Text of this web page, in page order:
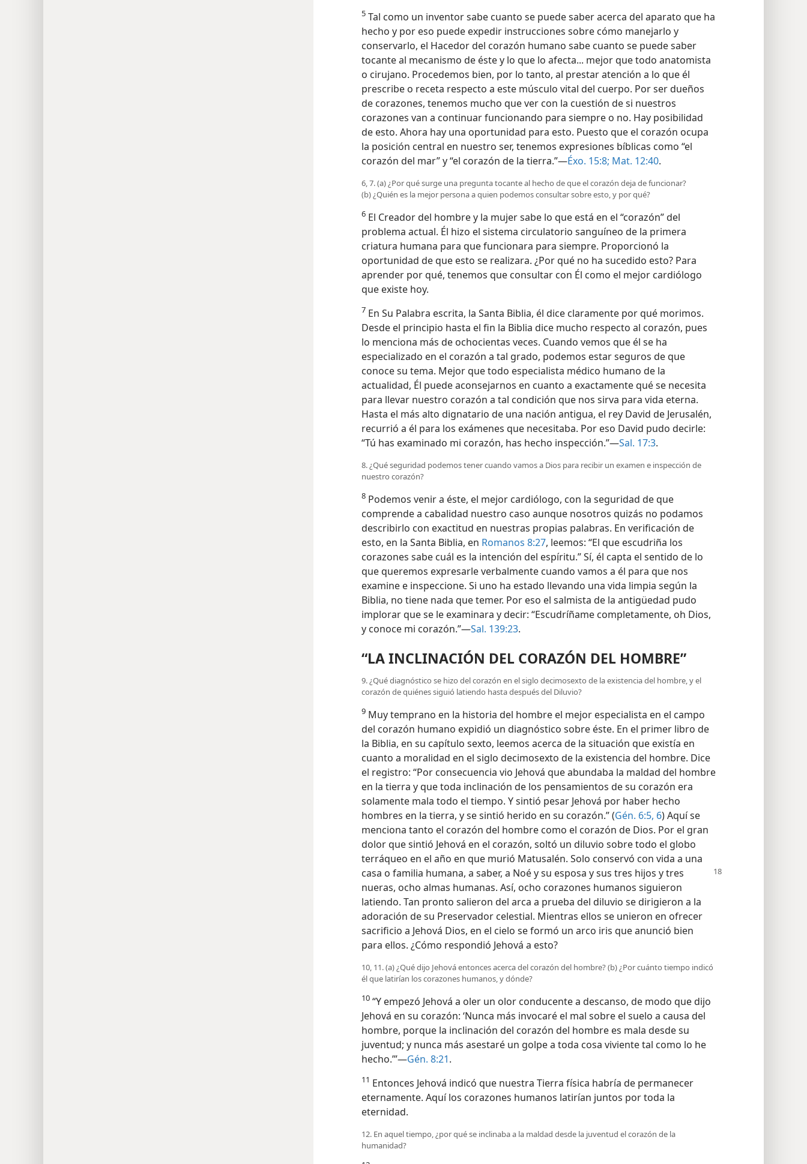
5 Tal como un inventor sabe cuanto se puede saber acerca del aparato que ha
hecho y por eso puede expedir instrucciones sobre cómo manejarlo y
conservarlo, el Hacedor del corazón humano sabe cuanto se puede saber
tocante al mecanismo de éste y lo que lo afecta... mejor que todo anatomista
o cirujano. Procedemos bien, por lo tanto, al prestar atención a lo que él
prescribe o receta respecto a este músculo vital del cuerpo. Por ser dueños
de corazones, tenemos mucho que ver con la cuestión de si nuestros
corazones van a continuar funcionando para siempre o no. Hay posibilidad
de esto. Ahora hay una oportunidad para esto. Puesto que el corazón ocupa
la posición central en nuestro ser, tenemos expresiones bíblicas como “el
corazón del mar” y “el corazón de la tierra.”—Éxo. 15:8; Mat. 12:40.
6, 7. (a) ¿Por qué surge una pregunta tocante al hecho de que el corazón deja de funcionar?
(b) ¿Quién es la mejor persona a quien podemos consultar sobre esto, y por qué?
6 El Creador del hombre y la mujer sabe lo que está en el “corazón” del
problema actual. Él hizo el sistema circulatorio sanguíneo de la primera
criatura humana para que funcionara para siempre. Proporcionó la
oportunidad de que esto se realizara. ¿Por qué no ha sucedido esto? Para
aprender por qué, tenemos que consultar con Él como el mejor cardiólogo
que existe hoy.
7 En Su Palabra escrita, la Santa Biblia, él dice claramente por qué morimos.
Desde el principio hasta el fin la Biblia dice mucho respecto al corazón, pues
lo menciona más de ochocientas veces. Cuando vemos que él se ha
especializado en el corazón a tal grado, podemos estar seguros de que
conoce su tema. Mejor que todo especialista médico humano de la
actualidad, Él puede aconsejarnos en cuanto a exactamente qué se necesita
para llevar nuestro corazón a tal condición que nos sirva para vida eterna.
Hasta el más alto dignatario de una nación antigua, el rey David de Jerusalén,
recurrió a él para los exámenes que necesitaba. Por eso David pudo decirle:
“Tú has examinado mi corazón, has hecho inspección.”—Sal. 17:3.
8. ¿Qué seguridad podemos tener cuando vamos a Dios para recibir un examen e inspección de
nuestro corazón?
8 Podemos venir a éste, el mejor cardiólogo, con la seguridad de que
comprende a cabalidad nuestro caso aunque nosotros quizás no podamos
describirlo con exactitud en nuestras propias palabras. En verificación de
esto, en la Santa Biblia, en Romanos 8:27, leemos: “El que escudriña los
corazones sabe cuál es la intención del espíritu.” Sí, él capta el sentido de lo
que queremos expresarle verbalmente cuando vamos a él para que nos
examine e inspeccione. Si uno ha estado llevando una vida limpia según la
Biblia, no tiene nada que temer. Por eso el salmista de la antigüedad pudo
implorar que se le examinara y decir: “Escudríñame completamente, oh Dios,
y conoce mi corazón.”—Sal. 139:23.
“LA INCLINACIÓN DEL CORAZÓN DEL HOMBRE”
9. ¿Qué diagnóstico se hizo del corazón en el siglo decimosexto de la existencia del hombre, y el
corazón de quiénes siguió latiendo hasta después del Diluvio?
9 Muy temprano en la historia del hombre el mejor especialista en el campo
del corazón humano expidió un diagnóstico sobre éste. En el primer libro de
la Biblia, en su capítulo sexto, leemos acerca de la situación que existía en
cuanto a moralidad en el siglo decimosexto de la existencia del hombre. Dice
el registro: “Por consecuencia vio Jehová que abundaba la maldad del hombre
en la tierra y que toda inclinación de los pensamientos de su corazón era
solamente mala todo el tiempo. Y sintió pesar Jehová por haber hecho
hombres en la tierra, y se sintió herido en su corazón.” (Gén. 6:5, 6) Aquí se
menciona tanto el corazón del hombre como el corazón de Dios. Por el gran
dolor que sintió Jehová en el corazón, soltó un diluvio sobre todo el globo
terráqueo en el año en que murió Matusalén. Solo conservó con vida a una
casa o familia humana, a saber, a Noé y su esposa y sus tres hijos y tres
nueras, ocho almas humanas. Así, ocho corazones humanos siguieron
latiendo. Tan pronto salieron del arca a prueba del diluvio se dirigieron a la
adoración de su Preservador celestial. Mientras ellos se unieron en ofrecer
sacrificio a Jehová Dios, en el cielo se formó un arco iris que anunció bien
para ellos. ¿Cómo respondió Jehová a esto?
10, 11. (a) ¿Qué dijo Jehová entonces acerca del corazón del hombre? (b) ¿Por cuánto tiempo indicó
él que latirían los corazones humanos, y dónde?
10 “Y empezó Jehová a oler un olor conducente a descanso, de modo que dijo
Jehová en su corazón: ‘Nunca más invocaré el mal sobre el suelo a causa del
hombre, porque la inclinación del corazón del hombre es mala desde su
juventud; y nunca más asestaré un golpe a toda cosa viviente tal como lo he
hecho.’”—Gén. 8:21.
11 Entonces Jehová indicó que nuestra Tierra física habría de permanecer
eternamente. Aquí los corazones humanos latirían juntos por toda la
eternidad.
12. En aquel tiempo, ¿por qué se inclinaba a la maldad desde la juventud el corazón de la
humanidad?